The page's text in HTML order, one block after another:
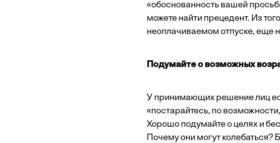
«обоснованность вашей
можете найти прецедент. Из
неоплачиваемом отпуске, еще
Подумайте о возможных
У принимающих решение лиц
«постарайтесь, по
Хорошо подумайте о целях и
Почему они могут колебаться?